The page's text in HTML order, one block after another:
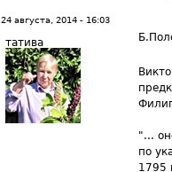
24 августа, 2014 - 16:03
татива
"...
по
1795